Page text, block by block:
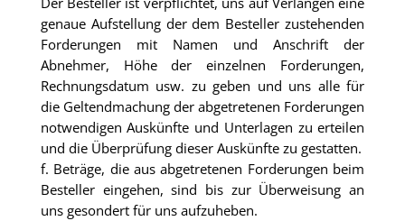
genaue Aufstellung der dem Besteller zustehenden
Forderungen mit Namen und Anschrift der
Abnehmer, Höhe der einzelnen Forderungen,
Rechnungsdatum usw. zu geben und uns alle für
die Geltendmachung der abgetretenen Forderungen
notwendigen Auskünfte und Unterlagen zu erteilen
und die Überprüfung dieser Auskünfte zu gestatten.
f. Beträge, die aus abgetretenen Forderungen beim
Besteller eingehen, sind bis zur Überweisung an
uns gesondert für uns aufzuheben.